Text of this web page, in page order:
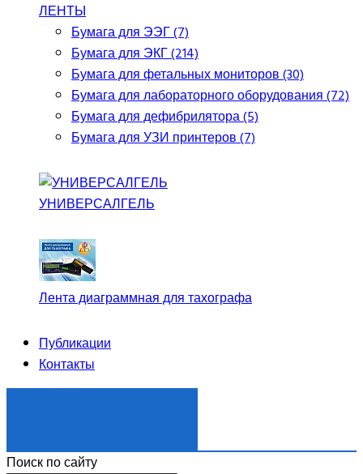
ЛЕНТЫ
Бумага для ЭЭГ (7)
Бумага для ЭКГ (214)
Бумага для фетальных мониторов (30)
Бумага для лабораторного оборудования (72)
Бумага для дефибрилятора (5)
Бумага для УЗИ принтеров (7)
УНИВЕРСАЛГЕЛЬ
Лента диаграммная для тахографа
Публикации
Контакты
Поиск по сайту